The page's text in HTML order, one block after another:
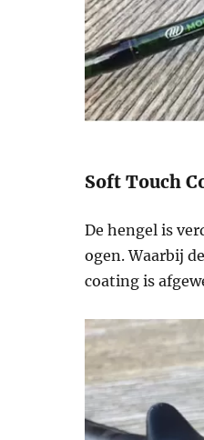
Soft Touch
De hengel is
ogen. Waarbij
coating is